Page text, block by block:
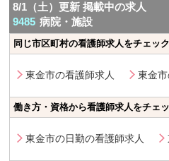
8/1（土）更新 掲載中の求人
9485 病院・施設
同じ市区町村の看護師求人をチェック
東金市の看護師求人 東金
働き方・資格から看護師求人をチェ
東金市の日勤の看護師求人